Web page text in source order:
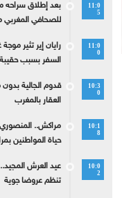
11:0
5
بعد إطلاق سراحه
للصحافي المغربي
11:0
0
رايان إير تثير
السفر بسبب
10:3
0
قدوم الجالية
العقار بالمغرب
10:1
8
مراكش..
حياة المواطنين
10:0
2
عيد العرش
تنظم عروضا جوية